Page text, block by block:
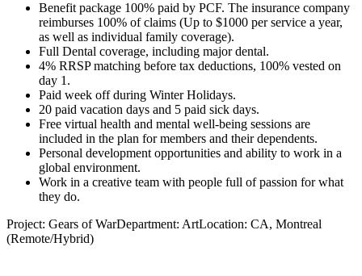
Benefit package 100% paid by PCF. The insurance company
reimburses 100% of claims (Up to $1000 per service a year,
as well as individual family coverage).
Full Dental coverage, including major dental.
4% RRSP matching before tax deductions, 100% vested on
day 1.
Paid week off during Winter Holidays.
20 paid vacation days and 5 paid sick days.
Free virtual health and mental well-being sessions are
included in the plan for members and their dependents.
Personal development opportunities and ability to work in a
global environment.
Work in a creative team with people full of passion for what
they do.
Project: Gears of WarDepartment: ArtLocation: CA, Montreal
(Remote/Hybrid)